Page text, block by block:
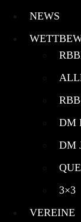
NEWS
DM
DM
3×3
VEREINE